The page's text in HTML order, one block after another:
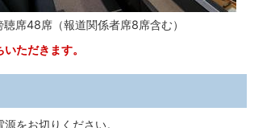
聴席48席（報道関係者席8席含む）
ただきます。
をお切りください。